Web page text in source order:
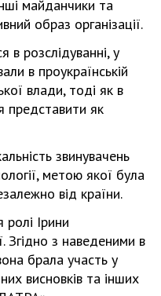
майданчики та
образ організації.
в розслідуванні, у
в проукраїнській
влади, тоді як в
представити як
звинувачень
метою якої була
від країни.
Ірини
Згідно з наведеними в
брала участь у
висновків та інших